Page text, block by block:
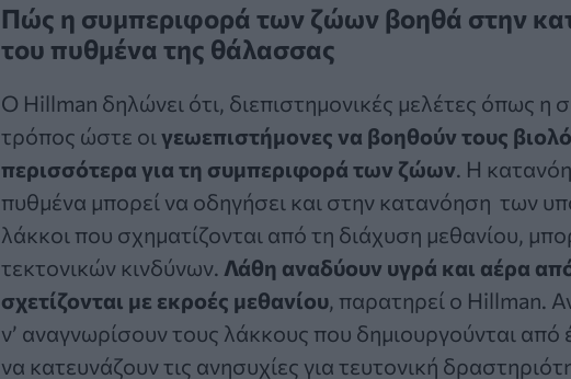
Πώς η συμπεριφορά των ζώων βοηθά στην
του πυθμένα της θάλασσας
Ο Hillman δηλώνει ότι, διεπιστημονικές μελέτες όπως η
τρόπος ώστε οι γεωεπιστήμονες να βοηθούν τους
περισσότερα για τη συμπεριφορά των ζώων . Η
πυθμένα μπορεί να οδηγήσει και στην κατανόηση των
λάκκοι που σχηματίζονται από τη διάχυση μεθανίου,
τεκτονικών κινδύνων. Λάθη αναδύουν υγρά και αέρα
σχετίζονται με εκροές μεθανίου, παρατηρεί ο Hillman.
ν’ αναγνωρίσουν τους λάκκους που δημιουργούνται από
να κατευνάζουν τις ανησυχίες για τευτονική